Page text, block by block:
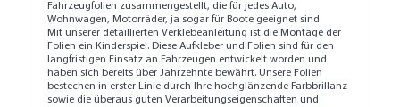
Fahrzeugfolien zusammengestellt, die für jedes Auto,
Wohnwagen, Motorräder, ja sogar für Boote geeignet sind.
Mit unserer detaillierten Verklebeanleitung ist die Montage der
Folien ein Kinderspiel. Diese Aufkleber und Folien sind für den
langfristigen Einsatz an Fahrzeugen entwickelt worden und
haben sich bereits über Jahrzehnte bewährt. Unsere Folien
bestechen in erster Linie durch Ihre hochglänzende Farbbrillanz
sowie die überaus guten Verarbeitungseigenschaften und